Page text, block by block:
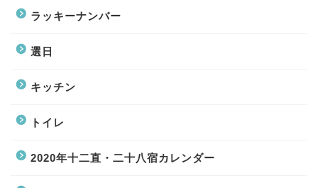
ラッキーナンバー
選日
キッチン
トイレ
2020年十二直・二十八宿カレンダー